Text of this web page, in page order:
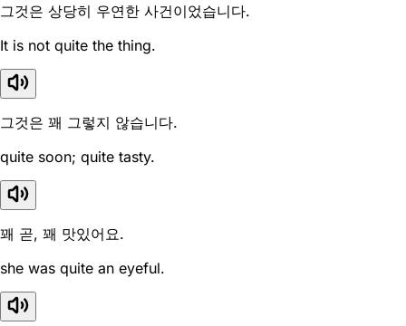
그것은 상당히 우연한 사건이었습니다.
It is not quite the thing.
그것은 꽤 그렇지 않습니다.
quite soon; quite tasty.
꽤 곧, 꽤 맛있어요.
she was quite an eyeful.